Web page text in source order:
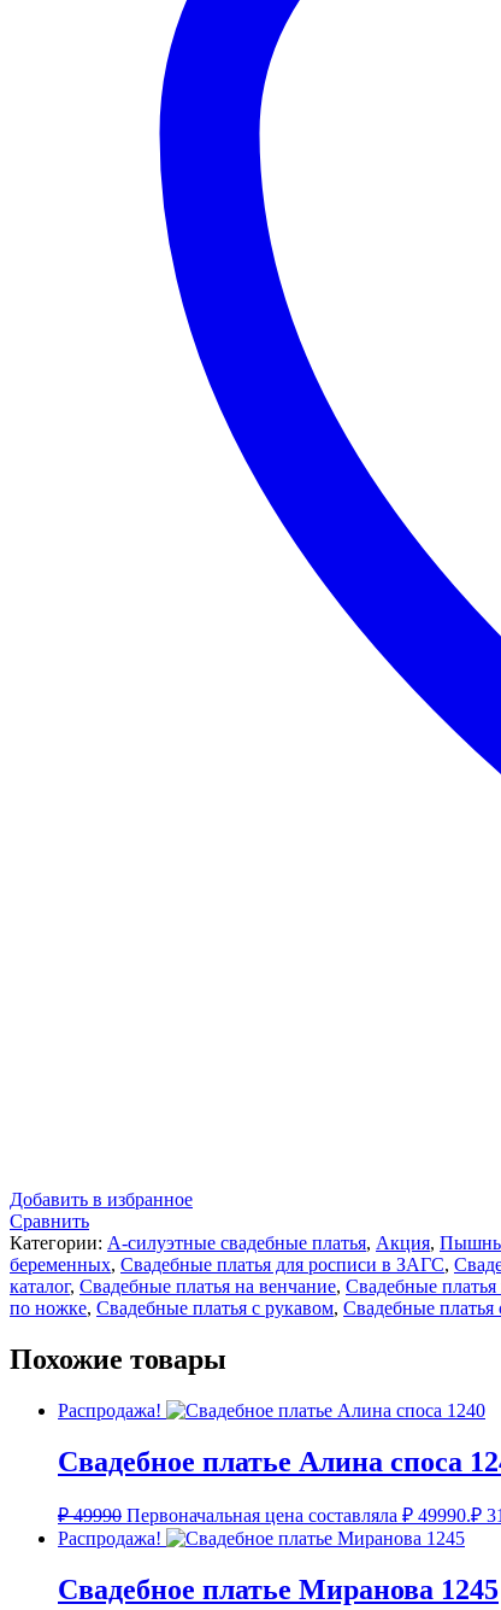
Добавить в избранное
Сравнить
Категории: А-силуэтные свадебные платья, Акция,
беременных, Свадебные платья для росписи в ЗАГС,
каталог, Свадебные платья на венчание, Свадебные платья
по ножке, Свадебные платья с рукавом, Свадебные
Похожие товары
Распродажа!
Свадебное платье Алина споса
₽49990 Первоначальная цена составляла ₽ 49990.₽
Распродажа!
Свадебное платье Миранова 1245